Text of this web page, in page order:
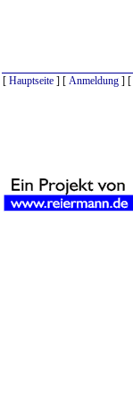
[ Hauptseite ] [ Anmeldung ] [